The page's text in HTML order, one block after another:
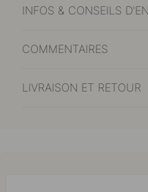
INFOS & CONSEILS
COMMENTAIRES
LIVRAISON ET RETOUR